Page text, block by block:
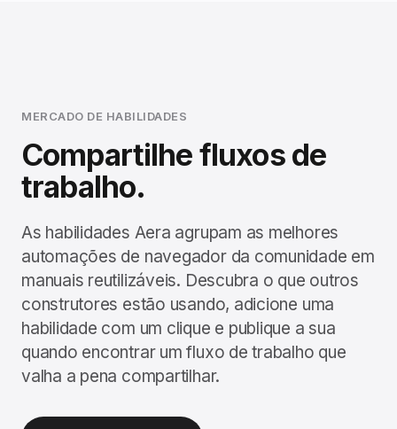
MERCADO DE HABILIDADES
Compartilhe fluxos de
trabalho.
As habilidades Aera agrupam as melhores
automações de navegador da comunidade em
manuais reutilizáveis. Descubra o que outros
construtores estão usando, adicione uma
habilidade com um clique e publique a sua
quando encontrar um fluxo de trabalho que
valha a pena compartilhar.